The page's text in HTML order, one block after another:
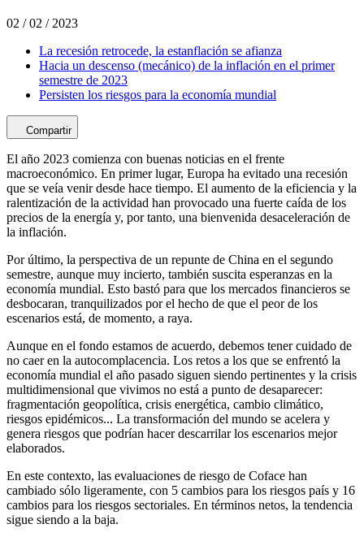
02 / 02 / 2023
La recesión retrocede, la estanflación se afianza
Hacia un descenso (mecánico) de la inflación en el primer
semestre de 2023
Persisten los riesgos para la economía mundial
Compartir
El año 2023 comienza con buenas noticias en el frente
macroeconómico. En primer lugar, Europa ha evitado una recesión
que se veía venir desde hace tiempo. El aumento de la eficiencia y la
ralentización de la actividad han provocado una fuerte caída de los
precios de la energía y, por tanto, una bienvenida desaceleración de
la inflación.
Por último, la perspectiva de un repunte de China en el segundo
semestre, aunque muy incierto, también suscita esperanzas en la
economía mundial. Esto bastó para que los mercados financieros se
desbocaran, tranquilizados por el hecho de que el peor de los
escenarios está, de momento, a raya.
Aunque en el fondo estamos de acuerdo, debemos tener cuidado de
no caer en la autocomplacencia. Los retos a los que se enfrentó la
economía mundial el año pasado siguen siendo pertinentes y la crisis
multidimensional que vivimos no está a punto de desaparecer:
fragmentación geopolítica, crisis energética, cambio climático,
riesgos epidémicos... La transformación del mundo se acelera y
genera riesgos que podrían hacer descarrilar los escenarios mejor
elaborados.
En este contexto, las evaluaciones de riesgo de Coface han
cambiado sólo ligeramente, con 5 cambios para los riesgos país y 16
cambios para los riesgos sectoriales. En términos netos, la tendencia
sigue siendo a la baja.